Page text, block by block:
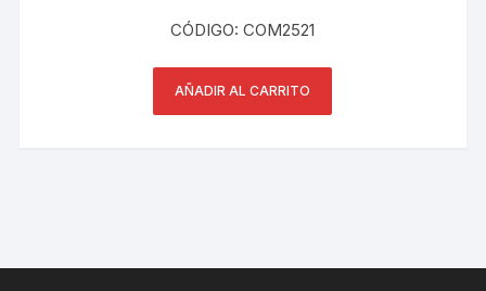
CÓDIGO: COM2521
AÑADIR AL CARRITO